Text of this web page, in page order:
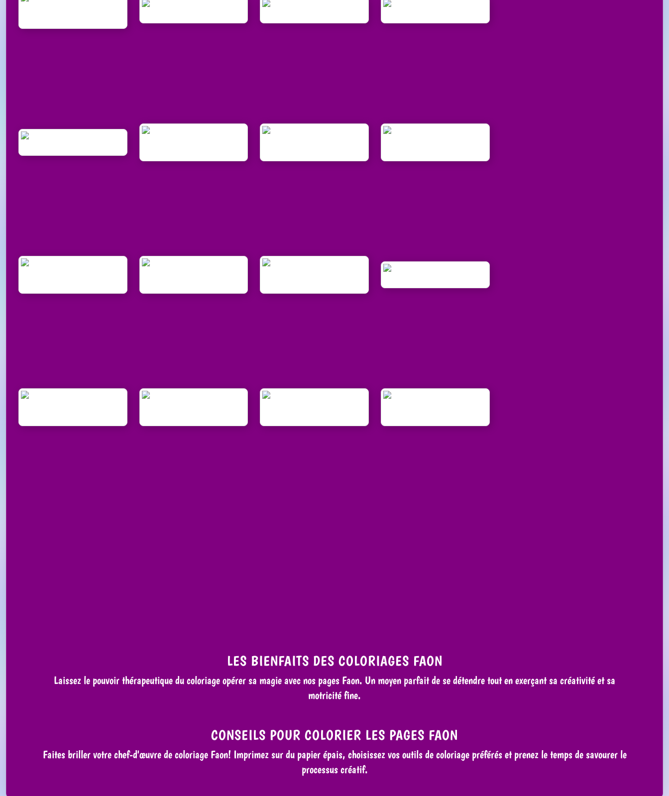
LES BIENFAITS DES COLORIAGES FAON
Laissez le pouvoir thérapeutique du coloriage opérer sa magie avec nos pages Faon. Un moyen parfait de se détendre tout en exerçant sa créativité et sa
motricité fine.
CONSEILS POUR COLORIER LES PAGES FAON
Faites briller votre chef-d'œuvre de coloriage Faon! Imprimez sur du papier épais, choisissez vos outils de coloriage préférés et prenez le temps de savourer le
processus créatif.